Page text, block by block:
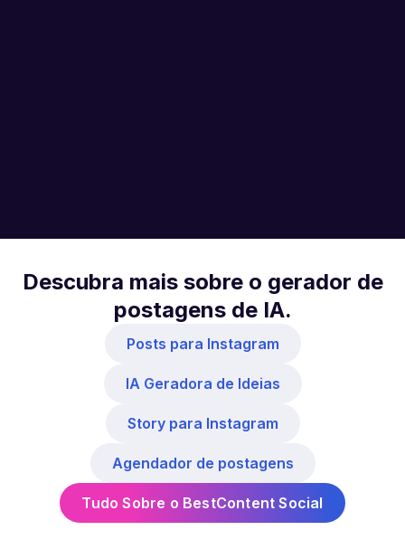
Descubra mais sobre o gerador de
postagens de IA.
Posts para Instagram
IA Geradora de Ideias
Story para Instagram
Agendador de postagens
Tudo Sobre o BestContent Social